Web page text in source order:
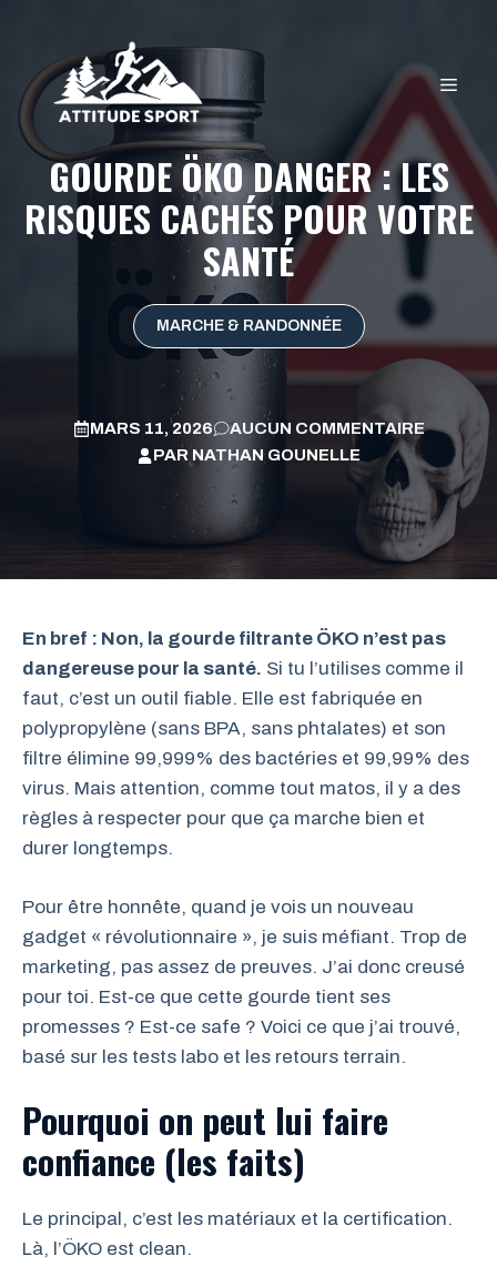
contenu
GOURDE ÖKO DANGER : LES
RISQUES CACHÉS POUR VOTRE
SANTÉ
MARCHE & RANDONNÉE
MARS 11, 2026
AUCUN COMMENTAIRE
PAR NATHAN GOUNELLE
En bref : Non, la gourde filtrante ÖKO n’est pas
dangereuse pour la santé. Si tu l’utilises comme il
faut, c’est un outil fiable. Elle est fabriquée en
polypropylène (sans BPA, sans phtalates) et son
filtre élimine 99,999% des bactéries et 99,99% des
virus. Mais attention, comme tout matos, il y a des
règles à respecter pour que ça marche bien et
durer longtemps.
Pour être honnête, quand je vois un nouveau
gadget « révolutionnaire », je suis méfiant. Trop de
marketing, pas assez de preuves. J’ai donc creusé
pour toi. Est-ce que cette gourde tient ses
promesses ? Est-ce safe ? Voici ce que j’ai trouvé,
basé sur les tests labo et les retours terrain.
Pourquoi on peut lui faire
confiance (les faits)
Le principal, c’est les matériaux et la certification.
Là, l’ÖKO est clean.